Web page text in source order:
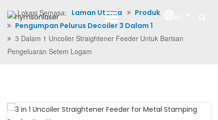
Lokasi Semasa: Laman Utama
Produk
Pengumpan Pelurus Decoiler 3 Dalam 1
3 Dalam 1 Uncoiler Straightener Feeder Untuk Barisan
Pengeluaran Setem Logam